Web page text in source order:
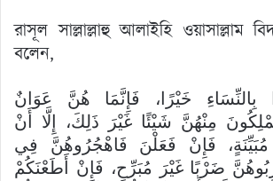
রাসূল সাল্লাল্লাহু আলাইহি ওয়াসাল্লাম
বলেন,
بِالنِّسَاءِ خَيْرًا، فَإِنَّمَا هُنَّ عَوَانٌ
مِنْهُنَّ شَيْئًا غَيْرَ ذَلِكَ، إِلَّا أَنْ
مُبَيِّنَةٍ، فَإِنْ فَعَلْنَ فَاهْجُرُوهُنَّ فِي
ضَرْبًا غَيْرَ مُبَرِّحٍ، فَإِنْ أَطَعْنَكُمْ